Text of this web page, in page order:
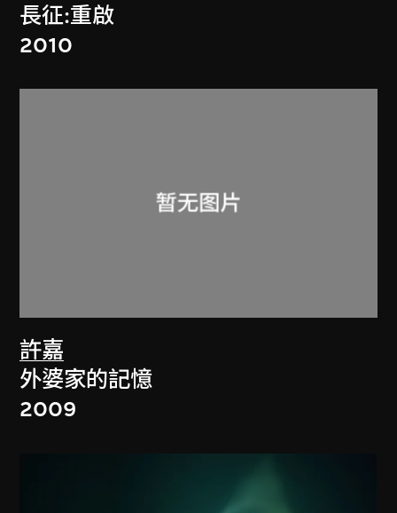
長征:重啟
2010
許嘉
外婆家的記憶
2009